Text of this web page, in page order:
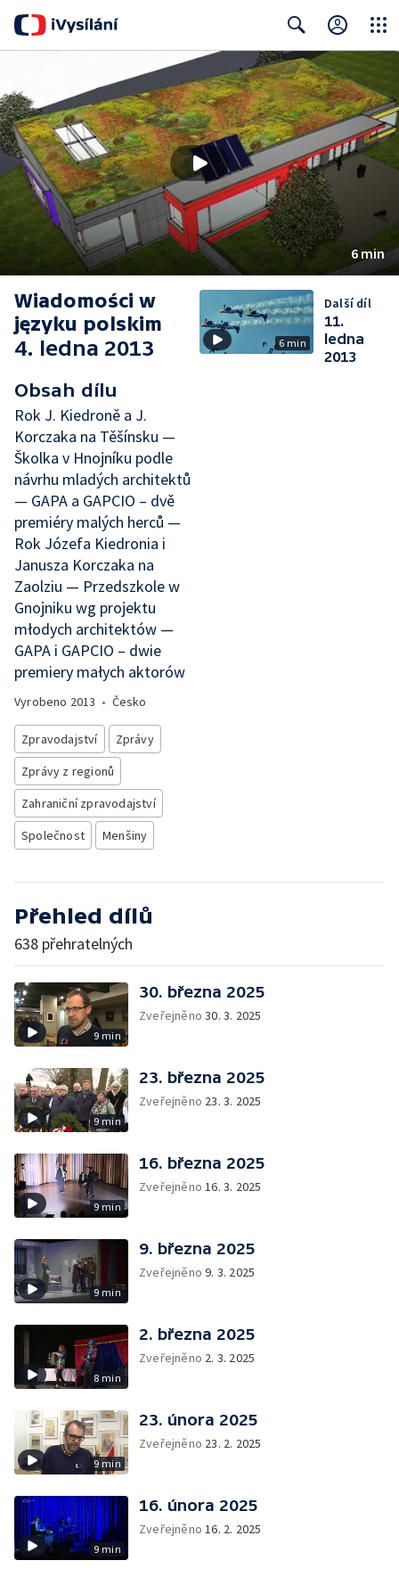
Search
6 min
Wiadomości w
języku polskim
4. ledna 2013
Obsah dílu
Rok J. Kiedroně a J.
Korczaka na Těšínsku —
Školka v Hnojníku podle
návrhu mladých architektů
— GAPA a GAPCIO – dvě
premiéry malých herců —
Rok Józefa Kiedronia i
Janusza Korczaka na
Zaolziu — Przedszkole w
Gnojniku wg projektu
młodych architektów —
GAPA i GAPCIO – dwie
premiery małych aktorów
Vyrobeno 2013 • Česko
Zpravodajství
Zprávy
Zprávy z regionů
Zahraniční zpravodajství
Společnost
Menšiny
6 min
Další díl
11.
ledna
2013
Přehled dílů
638 přehratelných
9 min
30. března 2025
Zveřejněno30. 3. 2025
9 min
23. března 2025
Zveřejněno 23. 3. 2025
9 min
16. března 2025
Zveřejněno16. 3. 2025
9 min
9. března 2025
Zveřejněno9. 3. 2025
8 min
2. března 2025
Zveřejněno 2. 3. 2025
9 min
23. února 2025
Zveřejněno 23. 2. 2025
9 min
16. února 2025
Zveřejněno16. 2. 2025